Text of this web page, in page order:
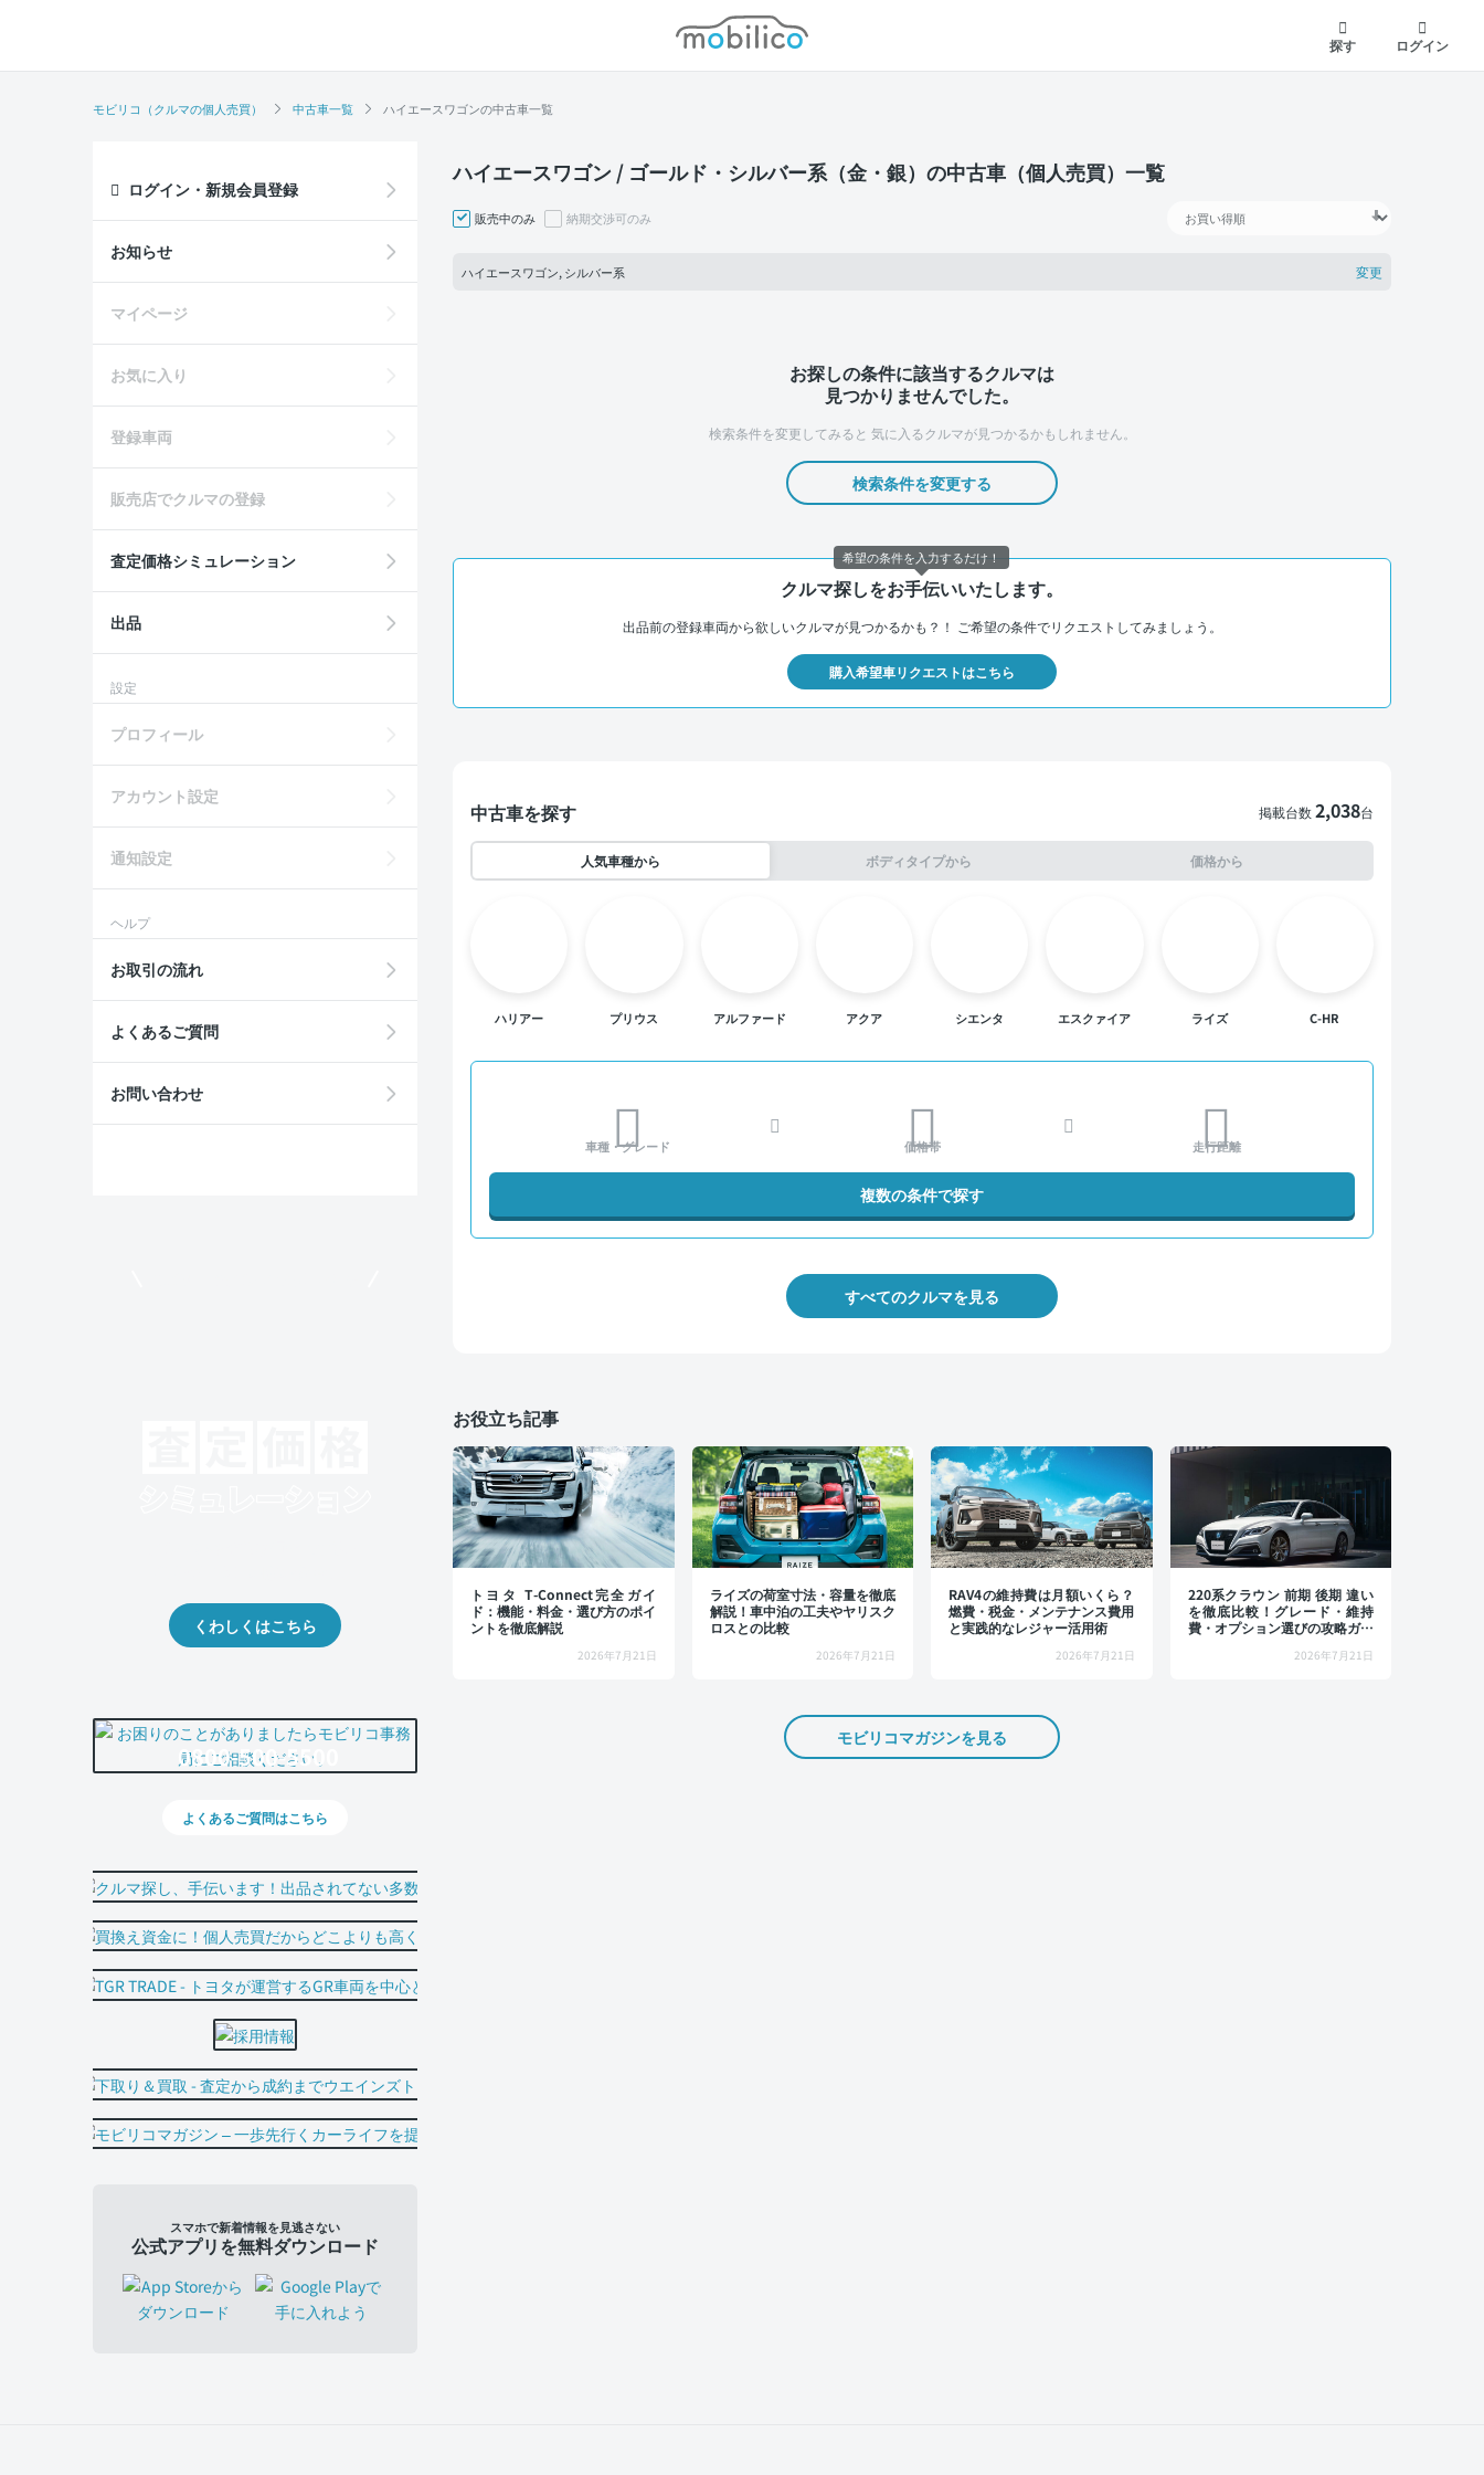
モビリコ
探す
ログイン
モビリコ（クルマの個人売買） 中古車一覧 ハイエースワゴンの中古車一覧
ハイエースワゴン / ゴールド・シルバー系（金・銀）の中古車（個人売買）一覧
販売中のみ 納期交渉可のみ
ハイエースワゴン, シルバー系 変更
お探しの条件に該当するクルマは
見つかりませんでした。
検索条件を変更してみると 気に入るクルマが見つかるかもしれません。
検索条件を変更する
クルマ探しをお手伝いいたします。
出品前の登録車両から欲しいクルマが見つかるかも？！ ご希望の条件でリクエストしてみましょう。
購入希望車リクエストはこちら
中古車を探す 掲載台数2,038台
人気車種から ボディタイプから 価格から
ハリアー プリウス アルファード アクア シエンタ エスクァイア ライズ C-HR
車種・グレード 価格帯 走行距離
複数の条件で探す
すべてのクルマを見る
お役立ち記事
トヨタ T-Connect完全ガイ
ド：機能・料金・選び方のポイ
ントを徹底解説
2026年7月21日
ライズの荷室寸法・容量を徹底
解説！車中泊の工夫やヤリスク
ロスとの比較
2026年7月21日
RAV4の維持費は月額いくら？
燃費・税金・メンテナンス費用
と実践的なレジャー活用術
2026年7月21日
220系クラウン 前期 後期 違い
を徹底比較！グレード・維持
費・オプション選びの攻略ガイ
2026年7月21日
モビリコマガジンを見る
ログイン・新規会員登録
お知らせ
マイページ
お気に入り
登録車両
販売店でクルマの登録
査定価格シミュレーション
出品
設定
プロフィール
アカウント設定
通知設定
ヘルプ
お取引の流れ
よくあるご質問
お問い合わせ
くわしくはこちら
0800-500-5500
よくあるご質問はこちら
スマホで新着情報を見逃さない
公式アプリを無料ダウンロード
希望の条件を入力するだけ！